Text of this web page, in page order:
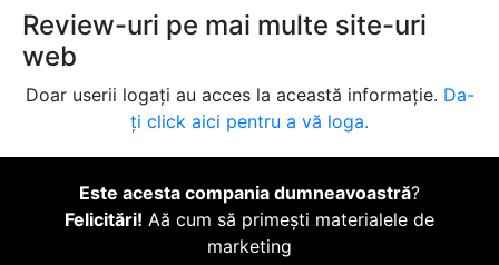
Review-uri pe mai multe site-uri
web
Doar userii logați au acces la această informație. Da-
ți click aici pentru a vă loga.
Este acesta compania dumneavoastră?
Felicitări! Aă cum să primești materialele de
marketing